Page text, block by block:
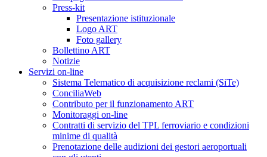
Press-kit
Presentazione istituzionale
Logo ART
Foto gallery
Bollettino ART
Notizie
Servizi on-line
Sistema Telematico di acquisizione reclami (SiTe)
ConciliaWeb
Contributo per il funzionamento ART
Monitoraggi on-line
Contratti di servizio del TPL ferroviario e condizioni
minime di qualità
Prenotazione delle audizioni dei gestori aeroportuali